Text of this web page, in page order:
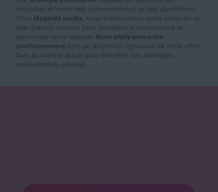
nouvelles attentes des consommateurs et des algorithmes.
Chez Magenta media
, nous transformons votre vision en un
plan d'action concret pour surpasser la concurrence et
pérenniser votre marque. Nous analysons votre
positionnement avec un diagnostic rigoureux de votre offre
face au marché actuel pour identifier vos avantages
concurrentiels uniques.